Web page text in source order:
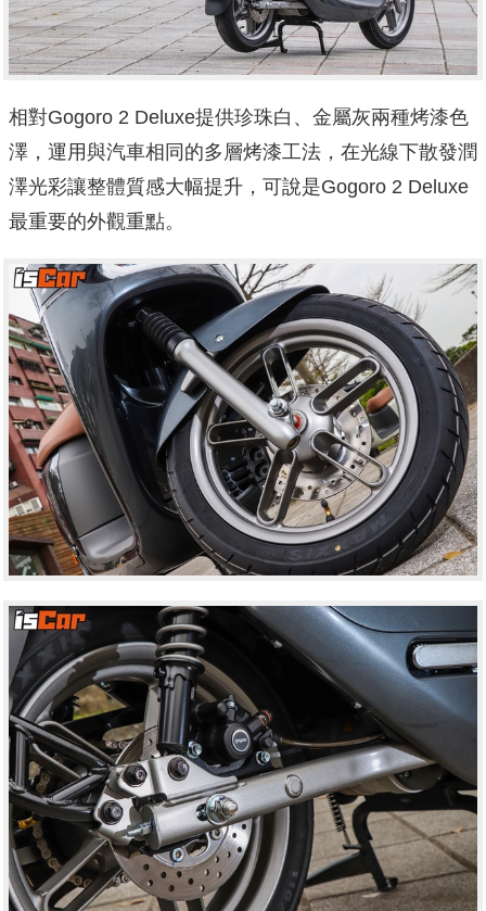
相對Gogoro 2 Deluxe提供珍珠白、金屬灰兩種烤漆色
澤，運用與汽車相同的多層烤漆工法，在光線下散發潤
澤光彩讓整體質感大幅提升，可說是Gogoro 2 Deluxe
最重要的外觀重點。